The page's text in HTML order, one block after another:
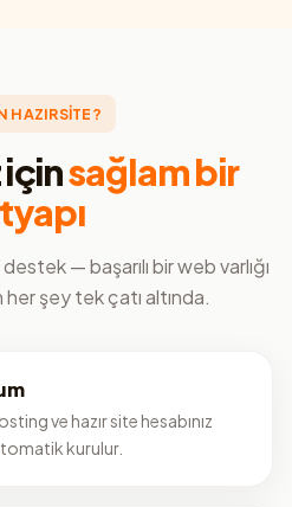
HAZIRSİTE?
sağlam bir
— başarılı bir web varlığı
her şey tek çatı altında.
ve hazır site hesabınız
kurulur.